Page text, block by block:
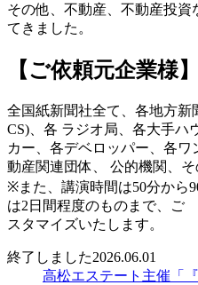
その他、不動産、不動産投
てきました。
【ご依頼元企業様】
全国紙新聞社全て、各地方新
CS)、各 ラジオ局、各大手ハ
カー、各デベロッパー、各
動産関連団体、 公的機関、そ
※また、講演時間は50分から
は2日間程度のものまで、
スタマイズいたします。
終了しました2026.06.01
高松エステート主催「